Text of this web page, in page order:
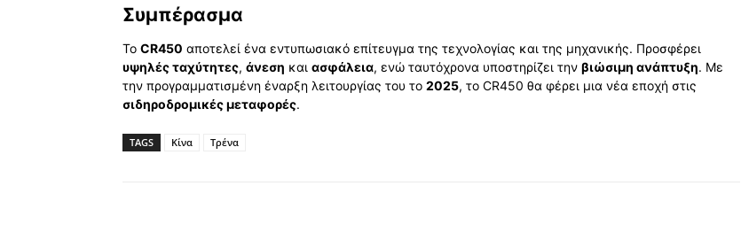
Συμπέρασμα
Το CR450 αποτελεί ένα εντυπωσιακό επίτευγμα της τεχνολογίας και της μηχανικής. Προσφέρει
υψηλές ταχύτητες, άνεση και ασφάλεια, ενώ ταυτόχρονα υποστηρίζει την βιώσιμη ανάπτυξη. Με
την προγραμματισμένη έναρξη λειτουργίας του το 2025, το CR450 θα φέρει μια νέα εποχή στις
σιδηροδρομικές μεταφορές.
TAGS Κίνα Τρένα